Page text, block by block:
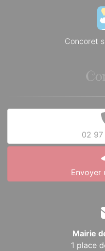
Concoret
02 97
Envoyer
Mairie
1 place